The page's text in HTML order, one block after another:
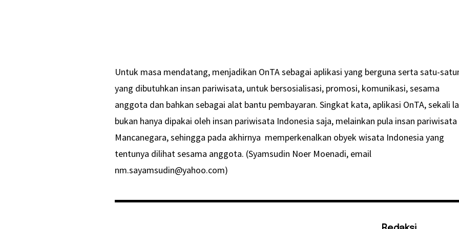
Untuk masa mendatang, menjadikan OnTA sebagai aplikasi yang berguna serta satu-
yang dibutuhkan insan pariwisata, untuk bersosialisasi, promosi, komunikasi, sesama
anggota dan bahkan sebagai alat bantu pembayaran. Singkat kata, aplikasi OnTA, sekali
bukan hanya dipakai oleh insan pariwisata Indonesia saja, melainkan pula insan pariwisata
Mancanegara, sehingga pada akhirnya memperkenalkan obyek wisata Indonesia yang
tentunya dilihat sesama anggota. (Syamsudin Noer Moenadi, email
nm.sayamsudin@yahoo.com)